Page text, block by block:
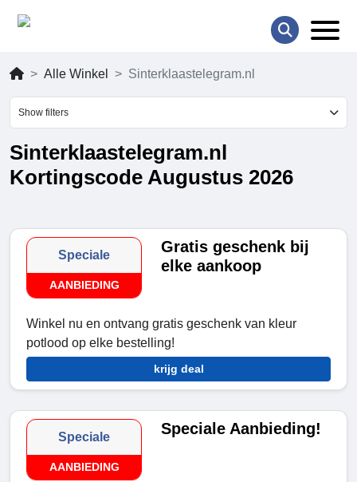
Alle Winkel Sinterklaastelegram.nl
Show filters
Sinterklaastelegram.nl
Kortingscode Augustus 2026
Speciale
AANBIEDING
Gratis geschenk bij
elke aankoop
Winkel nu en ontvang gratis geschenk van kleur
potlood op elke bestelling!
krijg deal
Speciale
AANBIEDING
Speciale Aanbieding!